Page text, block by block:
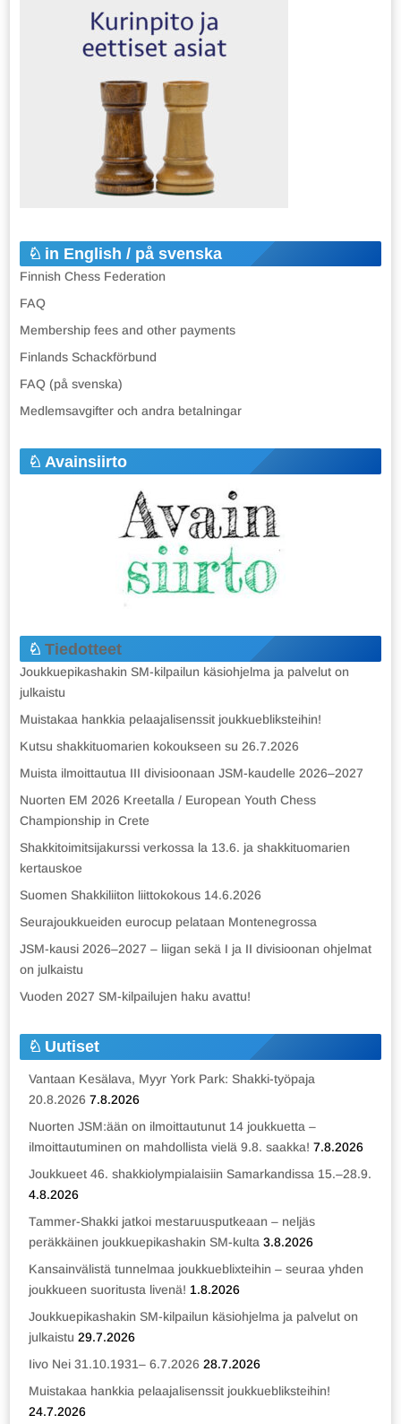
in English / på svenska
Finnish Chess Federation
FAQ
Membership fees and other payments
Finlands Schackförbund
FAQ (på svenska)
Medlemsavgifter och andra betalningar
Avainsiirto
Tiedotteet
Joukkuepikashakin SM-kilpailun käsiohjelma ja palvelut on
julkaistu
Muistakaa hankkia pelaajalisenssit joukkuebliksteihin!
Kutsu shakkituomarien kokoukseen su 26.7.2026
Muista ilmoittautua III divisioonaan JSM-kaudelle 2026–2027
Nuorten EM 2026 Kreetalla / European Youth Chess
Championship in Crete
Shakkitoimitsijakurssi verkossa la 13.6. ja shakkituomarien
kertauskoe
Suomen Shakkiliiton liittokokous 14.6.2026
Seurajoukkueiden eurocup pelataan Montenegrossa
JSM-kausi 2026–2027 – liigan sekä I ja II divisioonan ohjelmat
on julkaistu
Vuoden 2027 SM-kilpailujen haku avattu!
Uutiset
Vantaan Kesälava, Myyr York Park: Shakki-työpaja
20.8.2026 7.8.2026
Nuorten JSM:ään on ilmoittautunut 14 joukkuetta –
ilmoittautuminen on mahdollista vielä 9.8. saakka! 7.8.2026
Joukkueet 46. shakkiolympialaisiin Samarkandissa 15.–28.9.
4.8.2026
Tammer-Shakki jatkoi mestaruusputkeaan – neljäs
peräkkäinen joukkuepikashakin SM-kulta 3.8.2026
Kansainvälistä tunnelmaa joukkueblixteihin – seuraa yhden
joukkueen suoritusta livenä! 1.8.2026
Joukkuepikashakin SM-kilpailun käsiohjelma ja palvelut on
julkaistu 29.7.2026
Iivo Nei 31.10.1931– 6.7.2026 28.7.2026
Muistakaa hankkia pelaajalisenssit joukkuebliksteihin!
24.7.2026